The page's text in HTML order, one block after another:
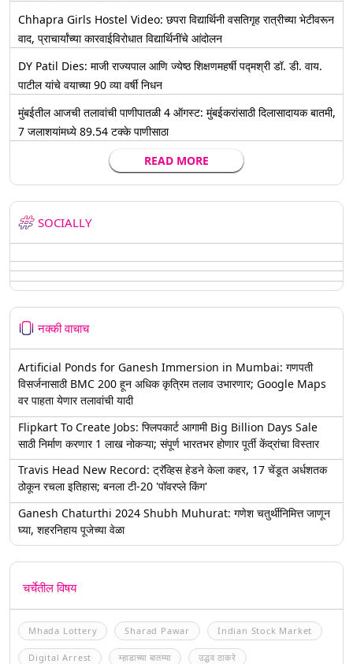
Chhapra Girls Hostel Video: छपरा विद्यार्थिनी वसतिगृह रात्रीच्या भेटीवरून
वाद, प्राचार्यांच्या कारवाईविरोधात विद्यार्थिनींचे आंदोलन
DY Patil Dies: माजी राज्यपाल आणि ज्येष्ठ शिक्षणमहर्षी पद्मश्री डॉ. डी. वाय.
पाटील यांचे वयाच्या 90 व्या वर्षी निधन
मुंबईतील आजची तलावांची पाणीपातळी 4 ऑगस्ट: मुंबईकरांसाठी दिलासादायक बातमी,
7 जलाशयांमध्ये 89.54 टक्के पाणीसाठा
READ MORE
SOCIALLY
नक्की वाचाच
Artificial Ponds for Ganesh Immersion in Mumbai: गणपती
विसर्जनासाठी BMC 200 हून अधिक कृत्रिम तलाव उभारणार; Google Maps
वर पाहता येणार तलावांची यादी
Flipkart To Create Jobs: फ्लिपकार्ट आगामी Big Billion Days Sale
साठी निर्माण करणार 1 लाख नोकऱ्या; संपूर्ण भारतभर होणार पूर्ती केंद्रांचा विस्तार
Travis Head New Record: ट्रॅव्हिस हेडने केला कहर, 17 चेंडूत अर्धशतक
ठोकून रचला इतिहास; बनला टी-20 'पॉवरप्ले किंग'
Ganesh Chaturthi 2024 Shubh Muhurat: गणेश चतुर्थीनिमित्त जाणून
घ्या, शहरनिहाय पूजेच्या वेळा
चर्चेतील विषय
Mhada Lottery Sharad Pawar Indian Stock Market
Digital Arrest म्हाडाच्या बातम्या उद्धव ठाकरे